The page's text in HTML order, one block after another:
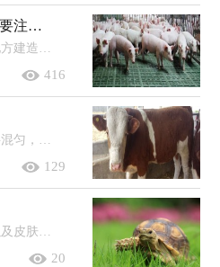
新手养猪技术基础 养猪需要注意什么技术问题
保持环境：在干燥、向阳的地方建造猪舍，养殖过程中要按时清扫猪舍，保持卫生。提供饲料：投喂干净、新鲜的饲料，不可投喂劣质的猪食，以防影...
416
用法：先将小苏打粉与精饲料混匀，再将精饲料与饲草等粗饲料一起投喂给牛即可，奶牛一般可以每头每天投喂80-150克小苏打粉，而肉牛则可以...
129
20